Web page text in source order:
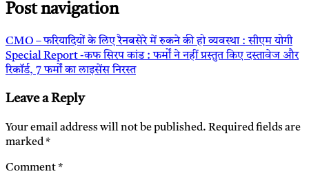
Post navigation
CMO – फरियादियों के लिए रैनबसेरे में रुकने की हो व्यवस्था : सीएम योगी
Special Report -कफ सिरप कांड : फर्मों ने नहीं प्रस्तुत किए दस्तावेज और
रिकॉर्ड, 7 फर्मों का लाइसेंस निरस्त
Leave a Reply
Your email address will not be published. Required fields are
marked*
Comment*